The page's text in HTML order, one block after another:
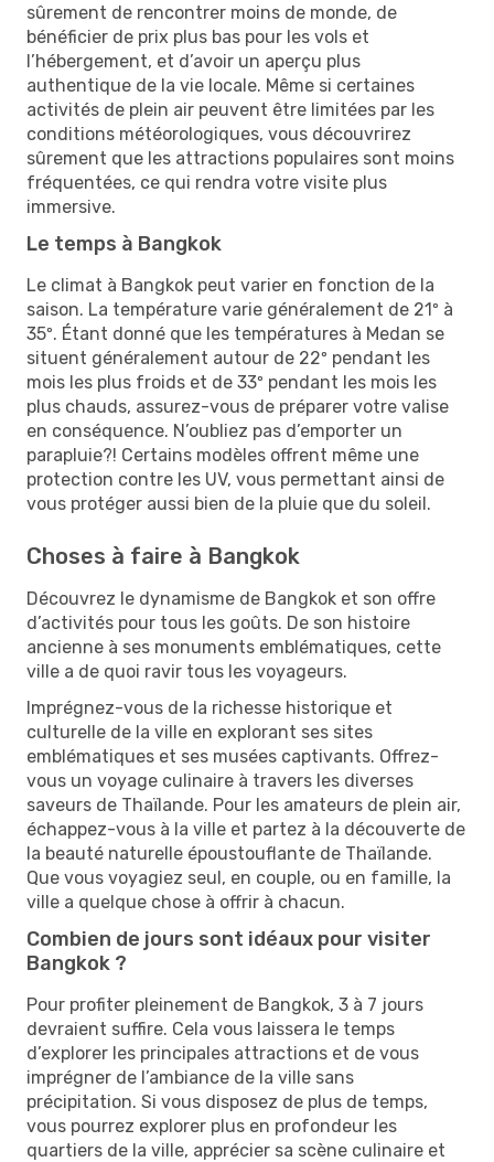
sûrement de rencontrer moins de monde, de
bénéficier de prix plus bas pour les vols et
l’hébergement, et d’avoir un aperçu plus
authentique de la vie locale. Même si certaines
activités de plein air peuvent être limitées par les
conditions météorologiques, vous découvrirez
sûrement que les attractions populaires sont moins
fréquentées, ce qui rendra votre visite plus
immersive.
Le temps à Bangkok
Le climat à Bangkok peut varier en fonction de la
saison. La température varie généralement de 21º à
35º. Étant donné que les températures à Medan se
situent généralement autour de 22º pendant les
mois les plus froids et de 33º pendant les mois les
plus chauds, assurez-vous de préparer votre valise
en conséquence. N’oubliez pas d’emporter un
parapluie?! Certains modèles offrent même une
protection contre les UV, vous permettant ainsi de
vous protéger aussi bien de la pluie que du soleil.
Choses à faire à Bangkok
Découvrez le dynamisme de Bangkok et son offre
d’activités pour tous les goûts. De son histoire
ancienne à ses monuments emblématiques, cette
ville a de quoi ravir tous les voyageurs.
Imprégnez-vous de la richesse historique et
culturelle de la ville en explorant ses sites
emblématiques et ses musées captivants. Offrez-
vous un voyage culinaire à travers les diverses
saveurs de Thaïlande. Pour les amateurs de plein air,
échappez-vous à la ville et partez à la découverte de
la beauté naturelle époustouflante de Thaïlande.
Que vous voyagiez seul, en couple, ou en famille, la
ville a quelque chose à offrir à chacun.
Combien de jours sont idéaux pour visiter
Bangkok ?
Pour profiter pleinement de Bangkok, 3 à 7 jours
devraient suffire. Cela vous laissera le temps
d’explorer les principales attractions et de vous
imprégner de l’ambiance de la ville sans
précipitation. Si vous disposez de plus de temps,
vous pourrez explorer plus en profondeur les
quartiers de la ville, apprécier sa scène culinaire et